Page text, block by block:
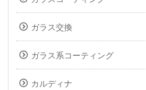
ガラス交換
ガラス系コーティング
カルディナ